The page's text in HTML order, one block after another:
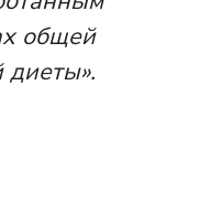
общей
диеты».